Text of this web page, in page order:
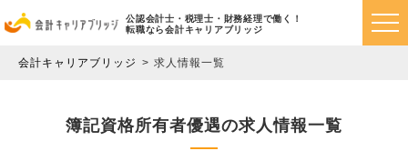
公認会計士・税理士・財務経理で働く！
転職なら会計キャリアブリッジ
会計キャリアブリッジ 求人情報一覧
簿記資格所有者優遇の求人情報一覧